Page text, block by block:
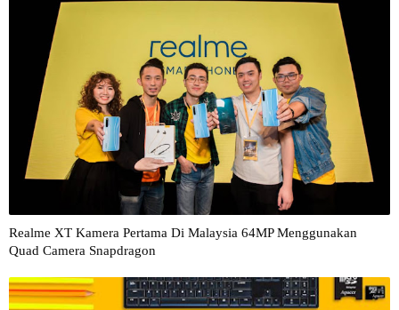
Realme XT Kamera Pertama Di Malaysia 64MP Menggunakan
Quad Camera Snapdragon